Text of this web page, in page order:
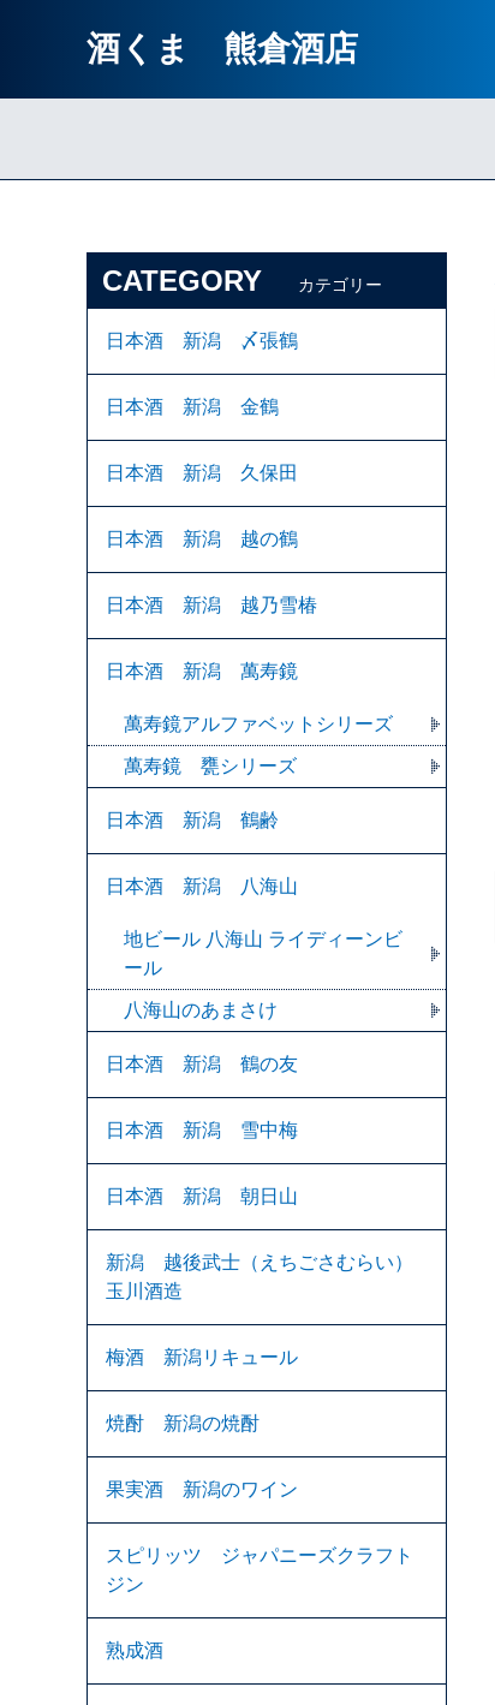
酒くま 熊倉酒店
CATEGORY カテゴリー
日本酒 新潟 〆張鶴
日本酒 新潟 金鶴
日本酒 新潟 久保田
日本酒 新潟 越の鶴
日本酒 新潟 越乃雪椿
日本酒 新潟 萬寿鏡
萬寿鏡アルファベットシリーズ
萬寿鏡 甕シリーズ
日本酒 新潟 鶴齢
日本酒 新潟 八海山
地ビール 八海山 ライディーンビ
ール
八海山のあまさけ
日本酒 新潟 鶴の友
日本酒 新潟 雪中梅
日本酒 新潟 朝日山
新潟 越後武士（えちごさむらい）
玉川酒造
梅酒 新潟リキュール
焼酎 新潟の焼酎
果実酒 新潟のワイン
スピリッツ ジャパニーズクラフト
ジン
熟成酒